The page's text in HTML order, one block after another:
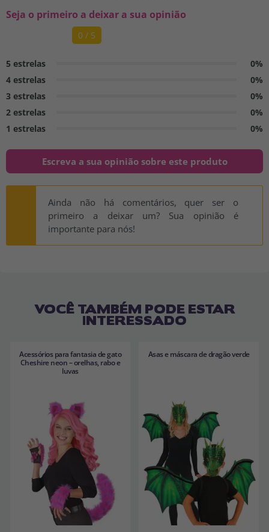
Seja o primeiro a deixar a sua opinião
0 / 5
5 estrelas
0%
4 estrelas
0%
3 estrelas
0%
2 estrelas
0%
1 estrelas
0%
Escreva a sua opinião sobre este produto
Ainda não há comentários, quer ser o
primeiro a deixar um? Sua opinião é
importante para nós!
VOCÊ TAMBÉM PODE ESTAR
INTERESSADO
Acessórios para fantasia de gato
Cheshire neon – orelhas, rabo e
luvas
Asas e máscara de dragão verde